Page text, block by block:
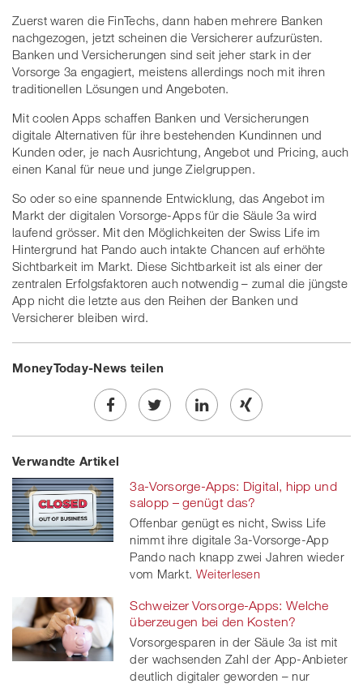
Zuerst waren die FinTechs, dann haben mehrere Banken
nachgezogen, jetzt scheinen die Versicherer aufzurüsten.
Banken und Versicherungen sind seit jeher stark in der
Vorsorge 3a engagiert, meistens allerdings noch mit ihren
traditionellen Lösungen und Angeboten.
Mit coolen Apps schaffen Banken und Versicherungen
digitale Alternativen für ihre bestehenden Kundinnen und
Kunden oder, je nach Ausrichtung, Angebot und Pricing, auch
einen Kanal für neue und junge Zielgruppen.
So oder so eine spannende Entwicklung, das Angebot im
Markt der digitalen Vorsorge-Apps für die Säule 3a wird
laufend grösser. Mit den Möglichkeiten der Swiss Life im
Hintergrund hat Pando auch intakte Chancen auf erhöhte
Sichtbarkeit im Markt. Diese Sichtbarkeit ist als einer der
zentralen Erfolgsfaktoren auch notwendig – zumal die jüngste
App nicht die letzte aus den Reihen der Banken und
Versicherer bleiben wird.
MoneyToday-News teilen
Share
on
Facebook
Twe
on
twitt
er
Share
linkedin
Share
Xing
Verwandte Artikel
3a-Vorsorge-Apps: Digital, hipp und
salopp – genügt das?
Offenbar genügt es nicht, Swiss Life
nimmt ihre digitale 3a-Vorsorge-App
Pando nach knapp zwei Jahren wieder
vom Markt. Weiterlesen
Schweizer Vorsorge-Apps: Welche
überzeugen bei den Kosten?
Vorsorgesparen in der Säule 3a ist mit
der wachsenden Zahl der App-Anbieter
deutlich digitaler geworden – nur